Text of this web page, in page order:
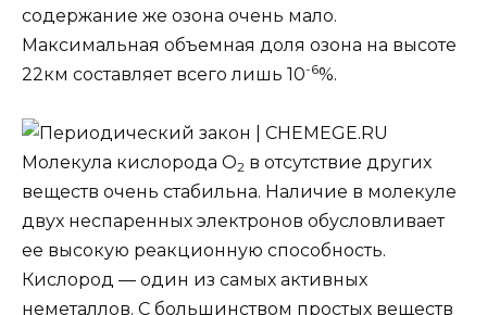
содержание же озона очень мало.
Максимальная объемная доля озона на высоте
22км составляет всего лишь 10-6%.
Молекула кислорода О2 в отсутствие других
веществ очень стабильна. Наличие в молекуле
двух неспаренных электронов обусловливает
ее высокую реакционную способность.
Кислород — один из самых активных
неметаллов. С большинством простых веществ